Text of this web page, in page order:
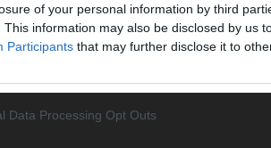
of your personal information by third
This information may also be disclosed by us
Participants that may further disclose it to
Data Processing Opt Outs